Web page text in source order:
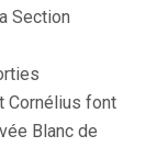
Section
Cornélius font
Blanc de